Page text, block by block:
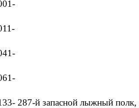
287-й запасной лыжный